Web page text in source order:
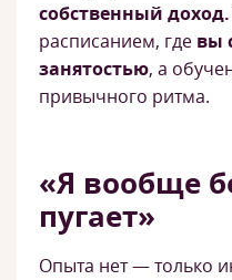
собственный доход.
расписанием, где вы
занятостью, а
привычного ритма.
«Я вообще
пугает»
Опыта нет — только